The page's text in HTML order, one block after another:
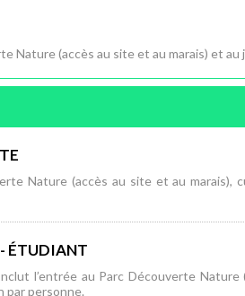
Nature (accès au site et au marais) et
Nature (accès au site et au marais),
ÉTUDIANT
l’entrée au Parc Découverte Nature
par personne.